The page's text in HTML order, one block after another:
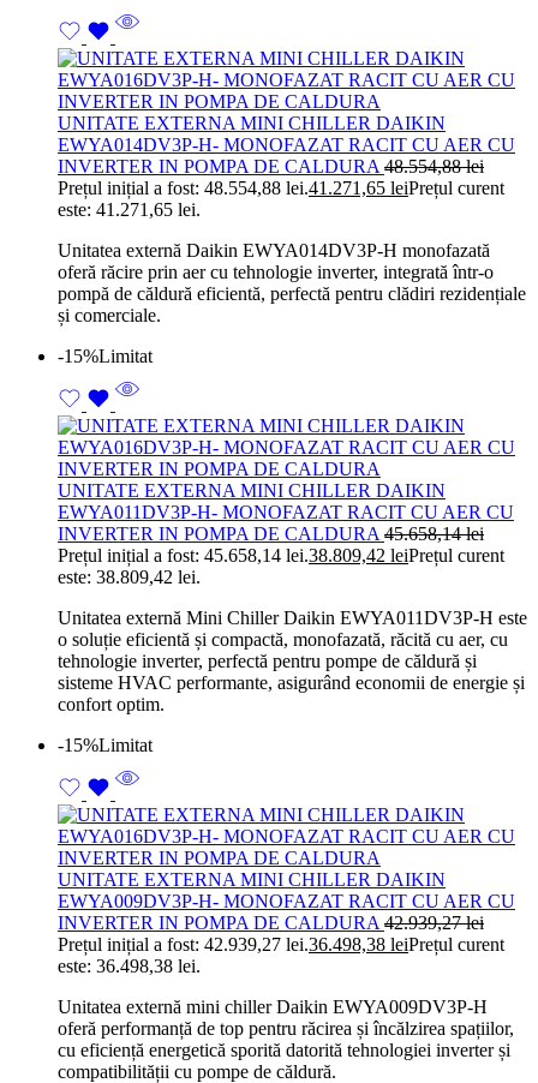
UNITATE EXTERNA MINI CHILLER DAIKIN
EWYA014DV3P-H- MONOFAZAT RACIT CU AER CU
INVERTER IN POMPA DE CALDURA 48.554,88lei
Prețul inițial a fost: 48.554,88 lei.41.271,65 leiPrețul curent
este: 41.271,65 lei.
Unitatea externă Daikin EWYA014DV3P-H monofazată
oferă răcire prin aer cu tehnologie inverter, integrată într-o
pompă de căldură eficientă, perfectă pentru clădiri rezidențiale
și comerciale.
-15%Limitat
UNITATE EXTERNA MINI CHILLER DAIKIN
EWYA011DV3P-H- MONOFAZAT RACIT CU AER CU
INVERTER IN POMPA DE CALDURA 45.658,14lei
Prețul inițial a fost: 45.658,14 lei.38.809,42 leiPrețul curent
este: 38.809,42 lei.
Unitatea externă Mini Chiller Daikin EWYA011DV3P-H este
o soluție eficientă și compactă, monofazată, răcită cu aer, cu
tehnologie inverter, perfectă pentru pompe de căldură și
sisteme HVAC performante, asigurând economii de energie și
confort optim.
-15%Limitat
UNITATE EXTERNA MINI CHILLER DAIKIN
EWYA009DV3P-H- MONOFAZAT RACIT CU AER CU
INVERTER IN POMPA DE CALDURA 42.939,27lei
Prețul inițial a fost: 42.939,27 lei.36.498,38 leiPrețul curent
este: 36.498,38 lei.
Unitatea externă mini chiller Daikin EWYA009DV3P-H
oferă performanță de top pentru răcirea și încălzirea spațiilor,
cu eficiență energetică sporită datorită tehnologiei inverter și
compatibilității cu pompe de căldură.